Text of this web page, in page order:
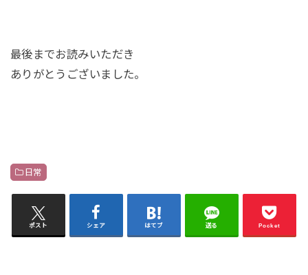
最後までお読みいただき
ありがとうございました。
日常
ポスト シェア はてブ 送る Pocket